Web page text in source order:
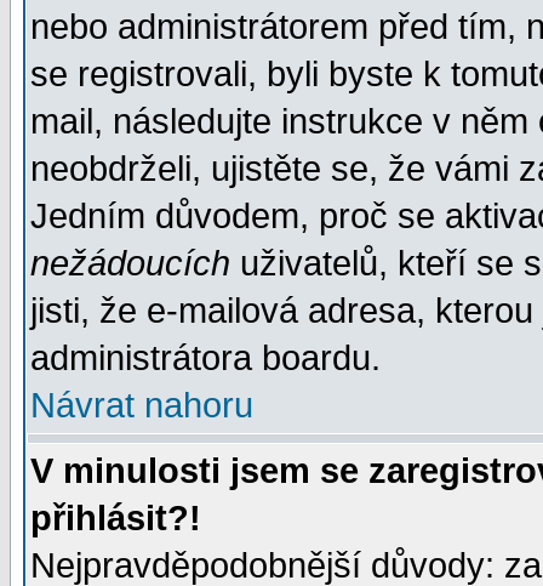
nebo administrátorem před tím,
se registrovali, byli byste k
mail, následujte instrukce v
neobdrželi, ujistěte se, že vámi
Jedním důvodem, proč se
nežádoucích uživatelů, kteří se
jisti, že e-mailová adresa,
administrátora boardu.
Návrat nahoru
V minulosti jsem se
přihlásit?!
Nejpravděpodobnější důvody: